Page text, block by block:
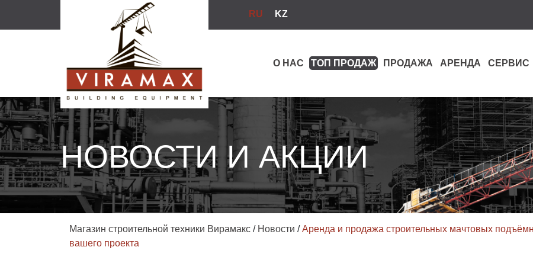
RU KZ
О НАС ТОП ПРОДАЖ ПРОДАЖА АРЕНДА СЕРВИС
НОВОСТИ И АКЦИИ
Магазин строительной техники Вирамакс / Новости /Аренда и продажа строительных мачтовых
вашего проекта